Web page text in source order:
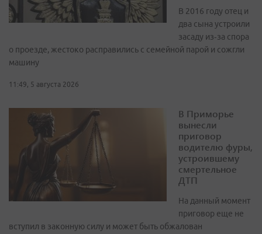
В 2016 году отец и
два сына устроили
засаду из‑за спора
о проезде, жестоко расправились с семейной парой и сожгли
машину
11:49, 5 августа 2026
В Приморье
вынесли
приговор
водителю фуры,
устроившему
смертельное
ДТП
На данный момент
приговор еще не
вступил в законную силу и может быть обжалован